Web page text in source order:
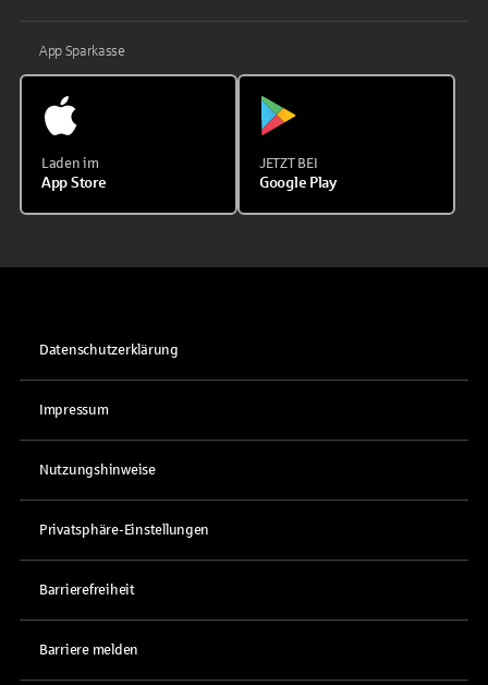
App Sparkasse
Laden im
App Store
JETZT BEI
Google Play
Datenschutzerklärung
Impressum
Nutzungshinweise
Privatsphäre-Einstellungen
Barrierefreiheit
Barriere melden